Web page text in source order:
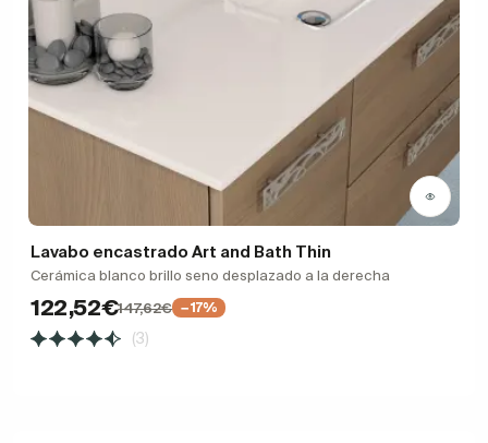
Lavabo encastrado Art and Bath Thin
Cerámica blanco brillo seno desplazado a la derecha
122,52€147,62€ −17%
(3)